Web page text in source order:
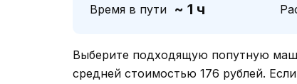
Время в пути ~ 1 ч
Выберите подходящую попутную
средней стоимостью 176 рублей.